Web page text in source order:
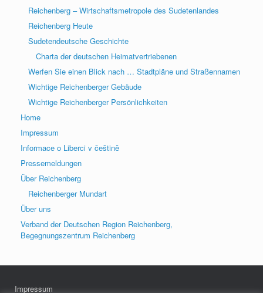
Reichenberg – Wirtschaftsmetropole des Sudetenlandes
Reichenberg Heute
Sudetendeutsche Geschichte
Charta der deutschen Heimatvertriebenen
Werfen Sie einen Blick nach … Stadtpläne und Straßennamen
Wichtige Reichenberger Gebäude
Wichtige Reichenberger Persönlichkeiten
Home
Impressum
Informace o Liberci v češtině
Pressemeldungen
Über Reichenberg
Reichenberger Mundart
Über uns
Verband der Deutschen Region Reichenberg,
Begegnungszentrum Reichenberg
Impressum